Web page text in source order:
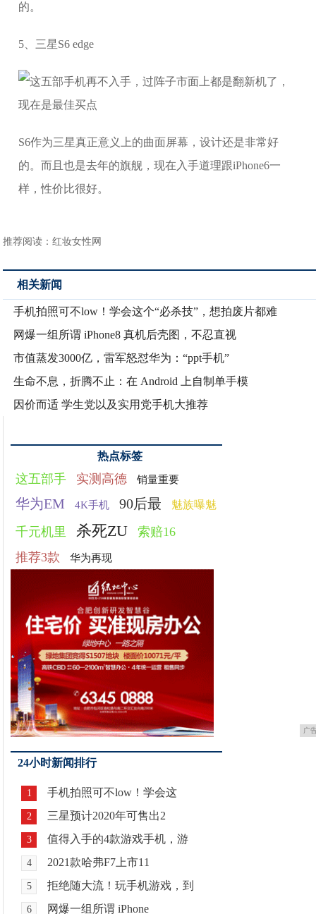
的。
5、三星S6 edge
S6作为三星真正意义上的曲面屏幕，设计还是非常好
的。而且也是去年的旗舰，现在入手道理跟iPhone6一
样，性价比很好。
推荐阅读：红妆女性网
相关新闻
手机拍照可不low！学会这个“必杀技”，想拍废片都难
网爆一组所谓 iPhone8 真机后壳图，不忍直视
市值蒸发3000亿，雷军怒怼华为：“ppt手机”
生命不息，折腾不止：在 Android 上自制单手模
因价而适 学生党以及实用党手机大推荐
热点标签
这五部手 实测高德 销量重要
华为EM 4K手机 90后最 魅族曝魅
千元机里 杀死ZU
索赔16
推荐3款
华为再现
广
24小时新闻排行
1 手机拍照可不low！学会这
2 三星预计2020年可售出2
3 值得入手的4款游戏手机，游
4 2021款哈弗F7上市11
5 拒绝随大流！玩手机游戏，到
6 网爆一组所谓 iPhone